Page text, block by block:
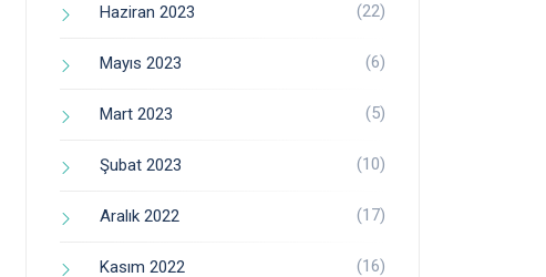
Haziran 2023 (22)
Mayıs 2023 (6)
Mart 2023 (5)
Şubat 2023 (10)
Aralık 2022 (17)
Kasım 2022 (16)